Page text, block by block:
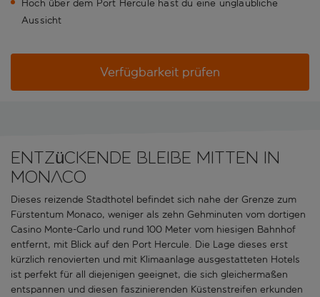
Hoch über dem Port Hercule hast du eine unglaubliche
Aussicht
Verfügbarkeit prüfen
Entzückende Bleibe mitten in
Monaco
Dieses reizende Stadthotel befindet sich nahe der Grenze zum
Fürstentum Monaco, weniger als zehn Gehminuten vom dortigen
Casino Monte-Carlo und rund 100 Meter vom hiesigen Bahnhof
entfernt, mit Blick auf den Port Hercule. Die Lage dieses erst
kürzlich renovierten und mit Klimaanlage ausgestatteten Hotels
ist perfekt für all diejenigen geeignet, die sich gleichermaßen
entspannen und diesen faszinierenden Küstenstreifen erkunden